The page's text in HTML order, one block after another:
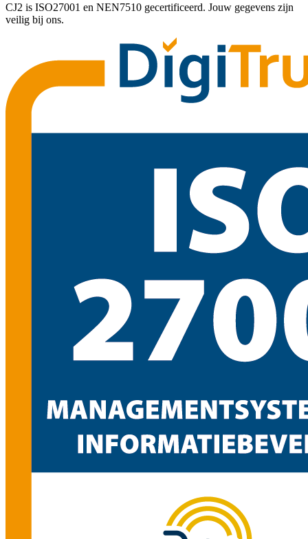
CJ2 is ISO27001 en NEN7510 gecertificeerd. Jouw gegevens zijn
veilig bij ons.